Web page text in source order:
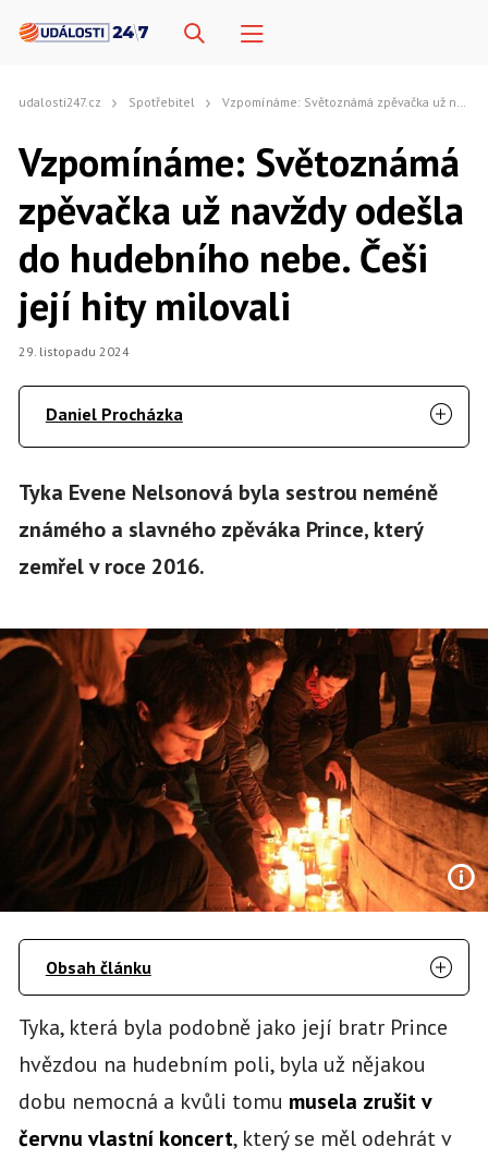
udalosti247.cz Spotřebitel Vzpomínáme: Světoznámá zpěvačka už navždy odešla do hudebního nebe. Češi její hity milovali
Vzpomínáme: Světoznámá
zpěvačka už navždy odešla
do hudebního nebe. Češi
její hity milovali
29. listopadu 2024
Daniel Procházka
Tyka Evene Nelsonová byla sestrou neméně
známého a slavného zpěváka Prince, který
zemřel v roce 2016.
Obsah článku
Tyka, která byla podobně jako její bratr Prince
hvězdou na hudebním poli, byla už nějakou
dobu nemocná a kvůli tomu musela zrušit v
červnu vlastní koncert, který se měl odehrát v